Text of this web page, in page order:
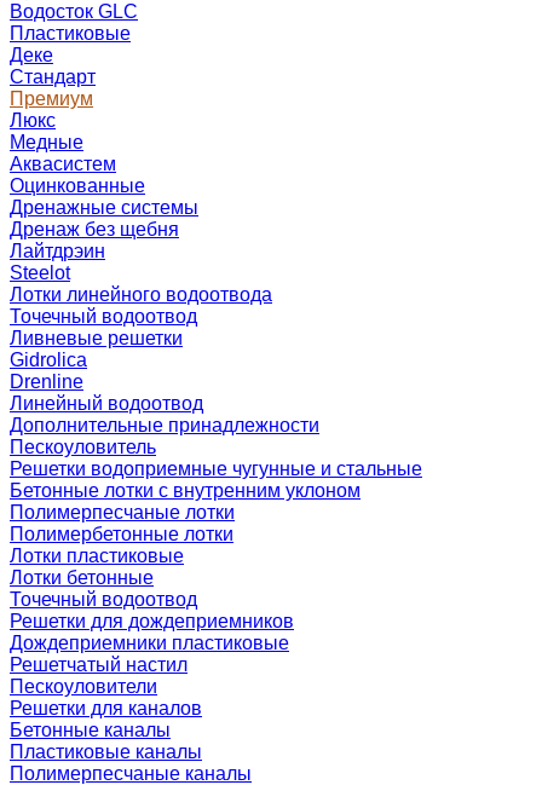
Водосток GLC
Пластиковые
Деке
Стандарт
Премиум
Люкс
Медные
Аквасистем
Оцинкованные
Дренажные системы
Дренаж без щебня
Лайтдрэин
Steelot
Лотки линейного водоотвода
Точечный водоотвод
Ливневые решетки
Gidrolica
Drenline
Линейный водоотвод
Дополнительные принадлежности
Пескоуловитель
Решетки водоприемные чугунные и стальные
Бетонные лотки с внутренним уклоном
Полимерпесчаные лотки
Полимербетонные лотки
Лотки пластиковые
Лотки бетонные
Точечный водоотвод
Решетки для дождеприемников
Дождеприемники пластиковые
Решетчатый настил
Пескоуловители
Решетки для каналов
Бетонные каналы
Пластиковые каналы
Полимерпесчаные каналы